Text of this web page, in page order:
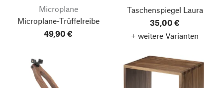
Microplane
Microplane-Trüffelreibe
49,90 €
Taschenspiegel Laura
35,00 €
+ weitere Varianten